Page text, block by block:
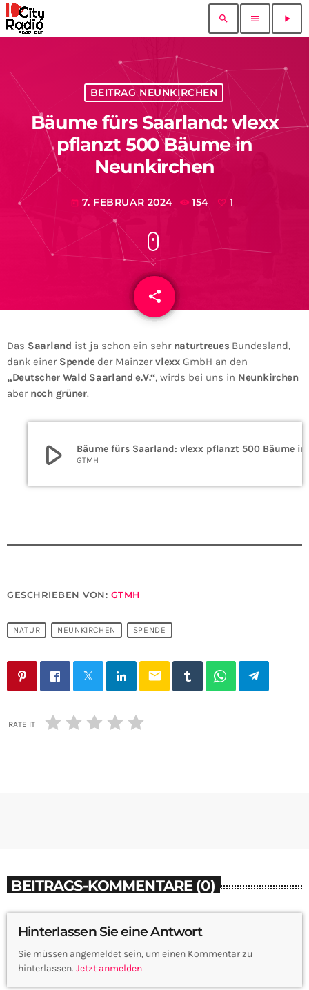
search menu play_arrow
BEITRAG NEUNKIRCHEN
Bäume fürs Saarland: vlexx
pflanzt 500 Bäume in
Neunkirchen
today 7. FEBRUAR 2024 154 1
share
email
Das Saarland ist ja schon ein sehr naturtreues Bundesland,
dank einer Spendeder MainzervlexxGmbH an den
„Deutscher Wald Saarland e.V.“, wirds bei uns in Neunkirchen
aber noch grüner.
play_arrow GTMH
GESCHRIEBEN VON: GTMH
NATUR NEUNKIRCHEN SPENDE
email
RATE IT
BEITRAGS-KOMMENTARE (0)
Hinterlassen Sie eine Antwort
Sie müssen angemeldet sein, um einen Kommentar zu
hinterlassen. Jetzt anmelden